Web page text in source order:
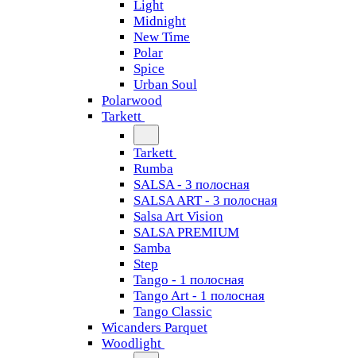
Light
Midnight
New Time
Polar
Spice
Urban Soul
Polarwood
Tarkett
Tarkett
Rumba
SALSA - 3 полосная
SALSA ART - 3 полосная
Salsa Art Vision
SALSA PREMIUM
Samba
Step
Tango - 1 полосная
Tango Art - 1 полосная
Tango Classiс
Wicanders Parquet
Woodlight